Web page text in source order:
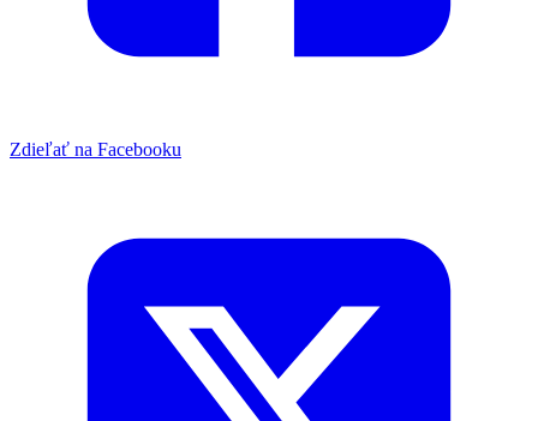
Zdieľať na Facebooku